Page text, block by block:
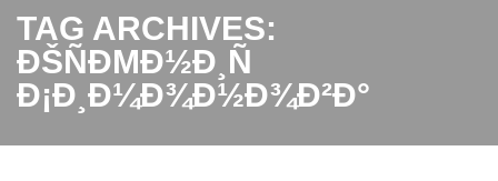
TAG ARCHIVES:
ÐŠÑÐΜÐ½Ð¸Ñ
Ð¡Ð¸Ð¼Ð¾Ð½Ð¾Ð²Ð°